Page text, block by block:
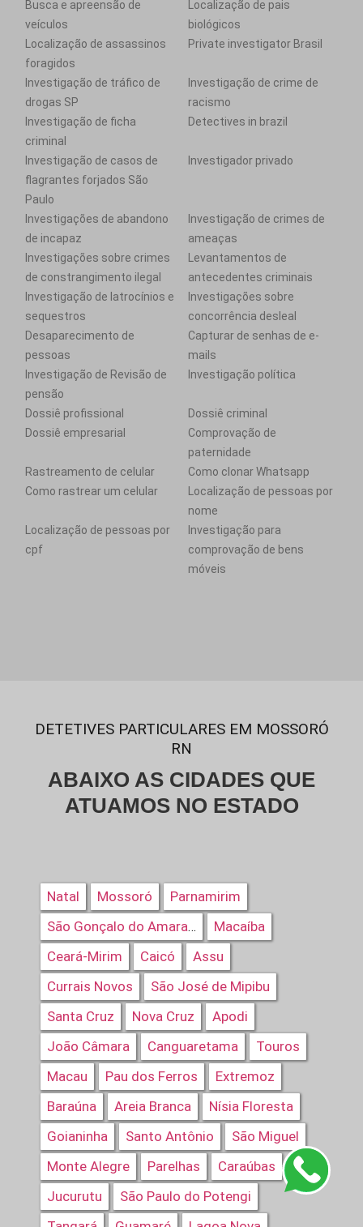
Busca e apreensão de
veículos
Localização de pais
biológicos
Localização de assassinos
foragidos
Private investigator Brasil
Investigação de tráfico de
drogas SP
Investigação de crime de
racismo
Investigação de ficha
criminal
Detectives in brazil
Investigação de casos de
flagrantes forjados São
Paulo
Investigador privado
Investigações de abandono
de incapaz
Investigação de crimes de
ameaças
Investigações sobre crimes
de constrangimento ilegal
Levantamentos de
antecedentes criminais
Investigação de latrocínios e
sequestros
Investigações sobre
concorrência desleal
Desaparecimento de
pessoas
Capturar de senhas de e-
mails
Investigação de Revisão de
pensão
Investigação política
Dossiê profissional
Dossiê criminal
Dossiê empresarial
Comprovação de
paternidade
Rastreamento de celular
Como clonar Whatsapp
Como rastrear um celular
Localização de pessoas por
nome
Localização de pessoas por
cpf
Investigação para
comprovação de bens
móveis
DETETIVES PARTICULARES EM MOSSORÓ
RN
ABAIXO AS CIDADES QUE
ATUAMOS NO ESTADO
Natal Mossoró Parnamirim
São Gonçalo do Amarante
Macaíba
Ceará-Mirim
Caicó
Assu
Currais Novos
São José de Mipibu
Santa Cruz
Nova Cruz
Apodi
João Câmara
Canguaretama
Touros
Macau
Pau dos Ferros
Extremoz
Baraúna
Areia Branca
Nísia Floresta
Goianinha
Santo Antônio
São Miguel
Monte Alegre
Parelhas
Caraúbas
Jucurutu
São Paulo do Potengi